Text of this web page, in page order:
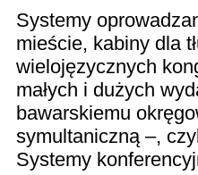
Systemy
mieście, kabiny dla
wielojęzycznych
małych i dużych
bawarskiemu
symultaniczną –,
Systemy